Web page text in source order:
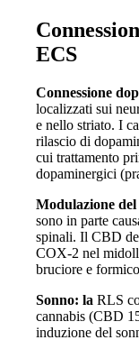
ECS
Connessione
localizzati sui
e nello striato. I
rilascio di
cui trattamento
dopaminergici
Modulazione
sono in parte
spinali. Il CBD
COX-2 nel
bruciore e
Sonno: la RLS
cannabis (CBD
induzione del